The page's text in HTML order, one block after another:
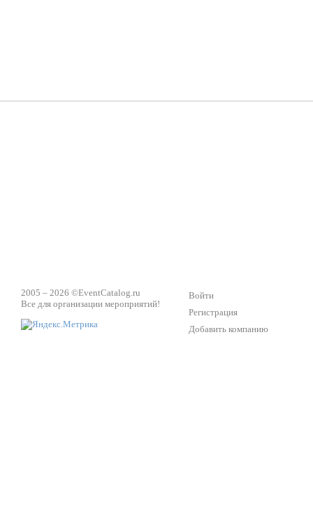
2005 – 2026 ©EventCatalog.ru
Все для организации мероприятий!
Войти
Регистрация
Добавить компанию